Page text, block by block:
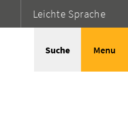
Leichte Sprache
Suche Menu